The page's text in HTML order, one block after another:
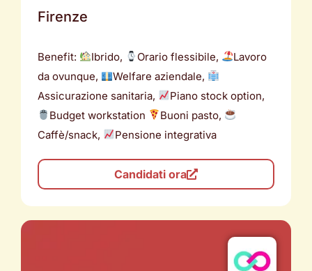
Firenze
Benefit: Ibrido, Orario flessibile,
Lavoro
da ovunque,
Welfare aziendale,
Assicurazione sanitaria,
Piano stock option,
Budget workstation
Buoni pasto,
Caffè/snack,
Pensione integrativa
Candidati ora